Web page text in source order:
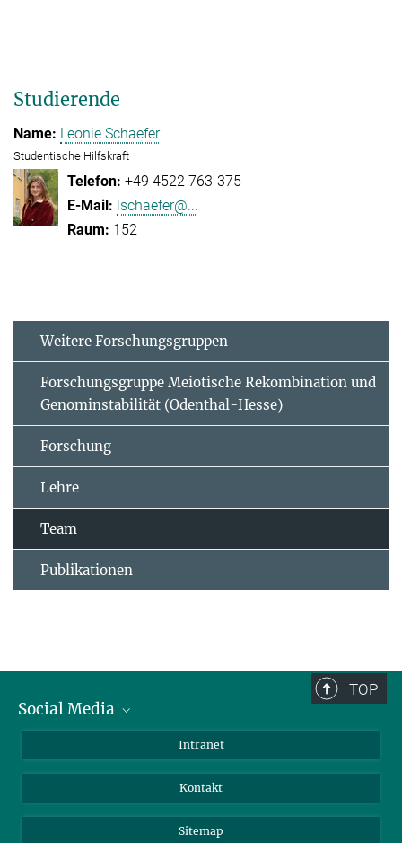
Studierende
Leonie Schaefer
Studentische Hilfskraft
+49 4522 763-375
lschaefer@...
152
Weitere Forschungsgruppen
Forschungsgruppe Meiotische Rekombination und
Genominstabilität (Odenthal-Hesse)
Forschung
Lehre
Team
Publikationen
TOP
Social Media
Intranet
Kontakt
Sitemap